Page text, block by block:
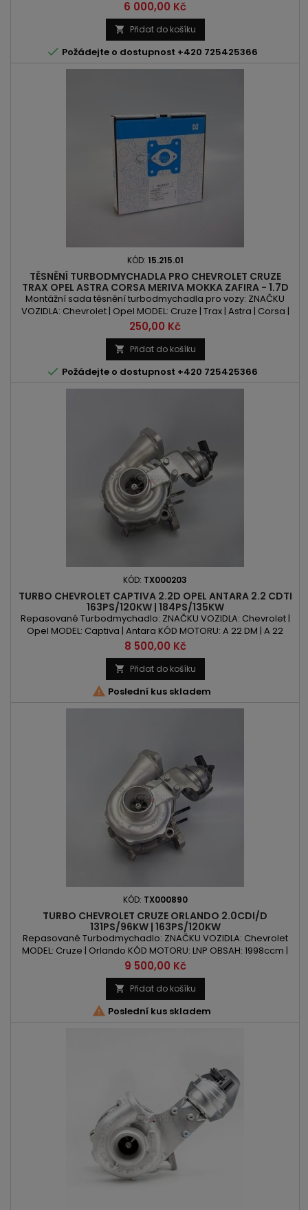
Nemo | 500 | Fiorino | Panda | Punto | Qubo | Ka | Ypsilon | Corsa
| Meriva | Bipper KÓD MOTORU: LSF | LDV | FHZ | BAAA | A 13 DTC |
Z 13 DTJ | F13DTE5 | 169 A1.000 | 169 A5.000 | 199 A1.000 | 199 A2.000
| 199 A9.000 OBSAH: 1248ccm | 1.3 D...
Cena
6 000,00 Kč
 Přidat do košíku
 Požádejte o dostupnost +420 725425366
KÓD: 15.215.01
TĚSNĚNÍ TURBODMYCHADLA PRO CHEVROLET CRUZE
TRAX OPEL ASTRA CORSA MERIVA MOKKA ZAFIRA - 1.7D
100PS 110PS 125PS 130PS 131PS
Montážní sada těsnění turbodmychadla pro vozy: ZNAČKU
VOZIDLA: Chevrolet | Opel MODEL: Cruze | Trax | Astra | Corsa |
Meriva | Mokka | Zafira KÓD MOTORU: Z17DT | A17DTC | A17DTC |
A17DTE | A17DTE | A17DTF | A17DTJ | A17DTJ | A17DTR | A17DTS |
Z17DTH | Z17DTJ OBSAH: 1686ccm 1.7CDTI VÝKON: 100PS/74kW |
110PS/81kW | 125PS/92kW | 130PS/96kW | 131PS/96kW
Cena
250,00 Kč
 Přidat do košíku
 Požádejte o dostupnost +420 725425366
KÓD: TX000203
TURBO CHEVROLET CAPTIVA 2.2D OPEL ANTARA 2.2 CDTI
163PS/120KW | 184PS/135KW
Repasované Turbodmychadlo: ZNAČKU VOZIDLA: Chevrolet |
Opel MODEL: Captiva | Antara KÓD MOTORU: A 22 DM | A 22
DMH | LNQ OBSAH: 2231ccm 2.2D | 2.2 CDTI VÝKON: 163PS/120kW
| 184PS/135kW ROK VÝROBY: 2010 -
Cena
8 500,00 Kč
 Přidat do košíku
 Poslední kus skladem
KÓD: TX000890
TURBO CHEVROLET CRUZE ORLANDO 2.0CDI/D
131PS/96KW | 163PS/120KW
Repasované Turbodmychadlo: ZNAČKU VOZIDLA: Chevrolet
MODEL: Cruze | Orlando KÓD MOTORU: LNP OBSAH: 1998ccm |
2.0 CDI | 2.0 D VÝKON: 131PS/96kW | 163PS/120kW ROK VÝROBY:
2010 -
Cena
9 500,00 Kč
 Přidat do košíku
 Poslední kus skladem